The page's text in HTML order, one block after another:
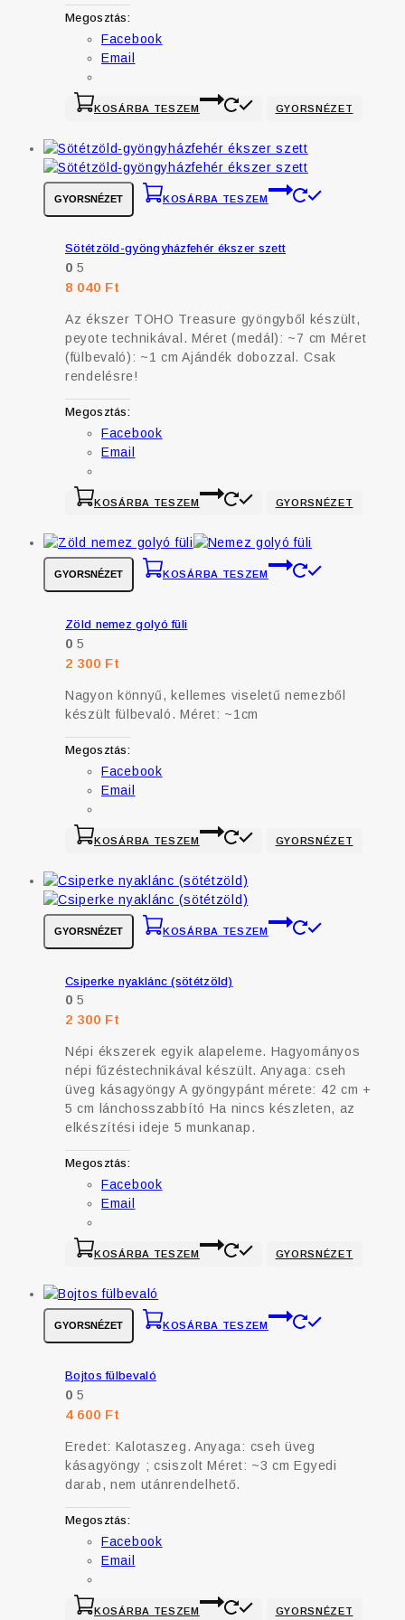
Megosztás:
Facebook
Email
KOSÁRBA TESZEM GYORSNÉZET
GYORSNÉZET KOSÁRBA TESZEM
Sötétzöld-gyöngyházfehér ékszer szett
0 5
8 040 Ft
Az ékszer TOHO Treasure gyöngyből készült,
peyote technikával. Méret (medál): ~7 cm Méret
(fülbevaló): ~1 cm Ajándék dobozzal. Csak
rendelésre!
Megosztás:
Facebook
Email
KOSÁRBA TESZEM GYORSNÉZET
GYORSNÉZET KOSÁRBA TESZEM
Zöld nemez golyó füli
0 5
2 300 Ft
Nagyon könnyű, kellemes viseletű nemezből
készült fülbevaló. Méret: ~1cm
Megosztás:
Facebook
Email
KOSÁRBA TESZEM GYORSNÉZET
GYORSNÉZET KOSÁRBA TESZEM
Csiperke nyaklánc (sötétzöld)
0 5
2 300 Ft
Népi ékszerek egyik alapeleme. Hagyományos
népi fűzéstechnikával készült. Anyaga: cseh
üveg kásagyöngy A gyöngypánt mérete: 42 cm +
5 cm lánchosszabbító Ha nincs készleten, az
elkészítési ideje 5 munkanap.
Megosztás:
Facebook
Email
KOSÁRBA TESZEM GYORSNÉZET
GYORSNÉZET KOSÁRBA TESZEM
Bojtos fülbevaló
0 5
4 600 Ft
Eredet: Kalotaszeg. Anyaga: cseh üveg
kásagyöngy ; csiszolt Méret: ~3 cm Egyedi
darab, nem utánrendelhető.
Megosztás:
Facebook
Email
KOSÁRBA TESZEM GYORSNÉZET